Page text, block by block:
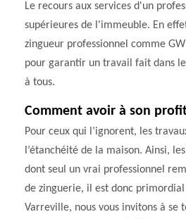
Le recours aux services d'un
supérieures de l'immeuble. En
zingueur professionnel comme
pour garantir un travail fait dans
à tous.
Comment avoir à son
Pour ceux qui l’ignorent, les
l’étanchéité de la maison. Ainsi,
dont seul un vrai professionnel
de zinguerie, il est donc
Varreville, nous vous invitons à se